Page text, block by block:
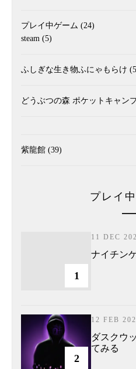
プレイ中ゲーム (24)
steam (5)
ふしぎな生き物ふにゃもらけ
どうぶつの森 ポケットキャン
紫龍館 (39)
プレイ
1
11 DEC
ナイチン
2
12 FEB
ダスクウ
てみる